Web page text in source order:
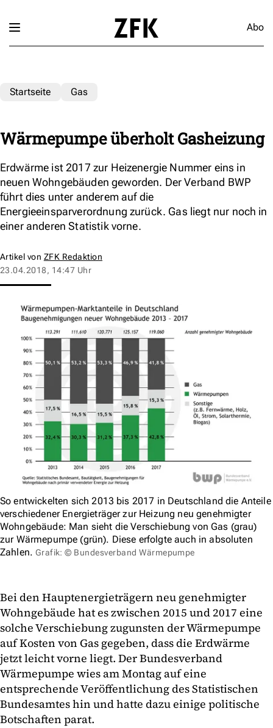
Abo
Startseite Gas
Wärmepumpe überholt Gasheizung
Erdwärme ist 2017 zur Heizenergie Nummer eins in
neuen Wohngebäuden geworden. Der Verband BWP
führt dies unter anderem auf die
Energieeinsparverordnung zurück. Gas liegt nur noch in
einer anderen Statistik vorne.
Artikel von ZFK Redaktion
23.04.2018, 14:47 Uhr
So entwickelten sich 2013 bis 2017 in Deutschland die Anteile
verschiedener Energieträger zur Heizung neu genehmigter
Wohngebäude: Man sieht die Verschiebung von Gas (grau)
zur Wärmepumpe (grün). Diese erfolgte auch in absoluten
Zahlen. Grafik: © Bundesverband Wärmepumpe
Bei den Hauptenergieträgern neu genehmigter
Wohngebäude hat es zwischen 2015 und 2017 eine
solche Verschiebung zugunsten der Wärmepumpe
auf Kosten von Gas gegeben, dass die Erdwärme
jetzt leicht vorne liegt. Der Bundesverband
Wärmepumpe wies am Montag auf eine
entsprechende Veröffentlichung des Statistischen
Bundesamtes hin und hatte dazu einige politische
Botschaften parat.